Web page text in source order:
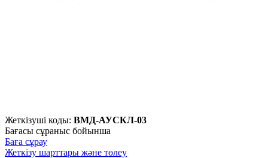
Жеткізуші коды: ВМД-АУСКЛ-03
Бағасы сұраныс бойынша
Баға сұрау
Жеткізу шарттары және төлеу